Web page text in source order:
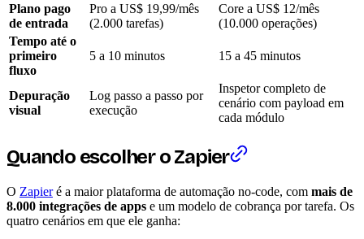
Plano pago
de entrada
Pro a US$ 19,99/mês
(2.000 tarefas)
Core a US$ 12/mês
(10.000 operações)
Tempo até o
primeiro
fluxo
5 a 10 minutos 15 a 45 minutos
Depuração
visual
Log passo a passo por
execução
Inspetor completo de
cenário com payload em
cada módulo
Quando escolher o Zapier
O Zapieré a maior plataforma de automação no-code, com mais de
8.000 integrações de apps e um modelo de cobrança por tarefa. Os
quatro cenários em que ele ganha: